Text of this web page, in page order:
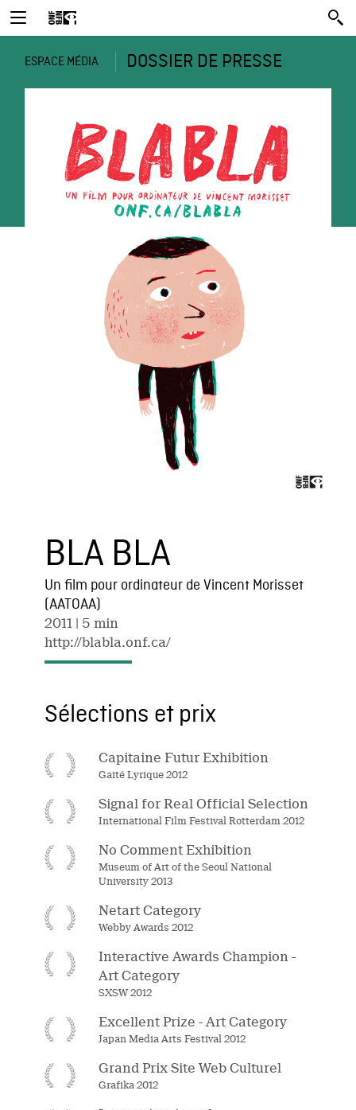
ESPACE MÉDIA DOSSIER DE PRESSE
BLA BLA
Un film pour ordinateur de Vincent Morisset
(AATOAA)
2011 | 5 min
http://blabla.onf.ca/
Sélections et prix
Capitaine Futur Exhibition
Gaité Lyrique 2012
Signal for Real Official Selection
International Film Festival Rotterdam 2012
No Comment Exhibition
Museum of Art of the Seoul National
University 2013
Netart Category
Webby Awards 2012
Interactive Awards Champion -
Art Category
SXSW 2012
Excellent Prize - Art Category
Japan Media Arts Festival 2012
Grand Prix Site Web Culturel
Grafika 2012